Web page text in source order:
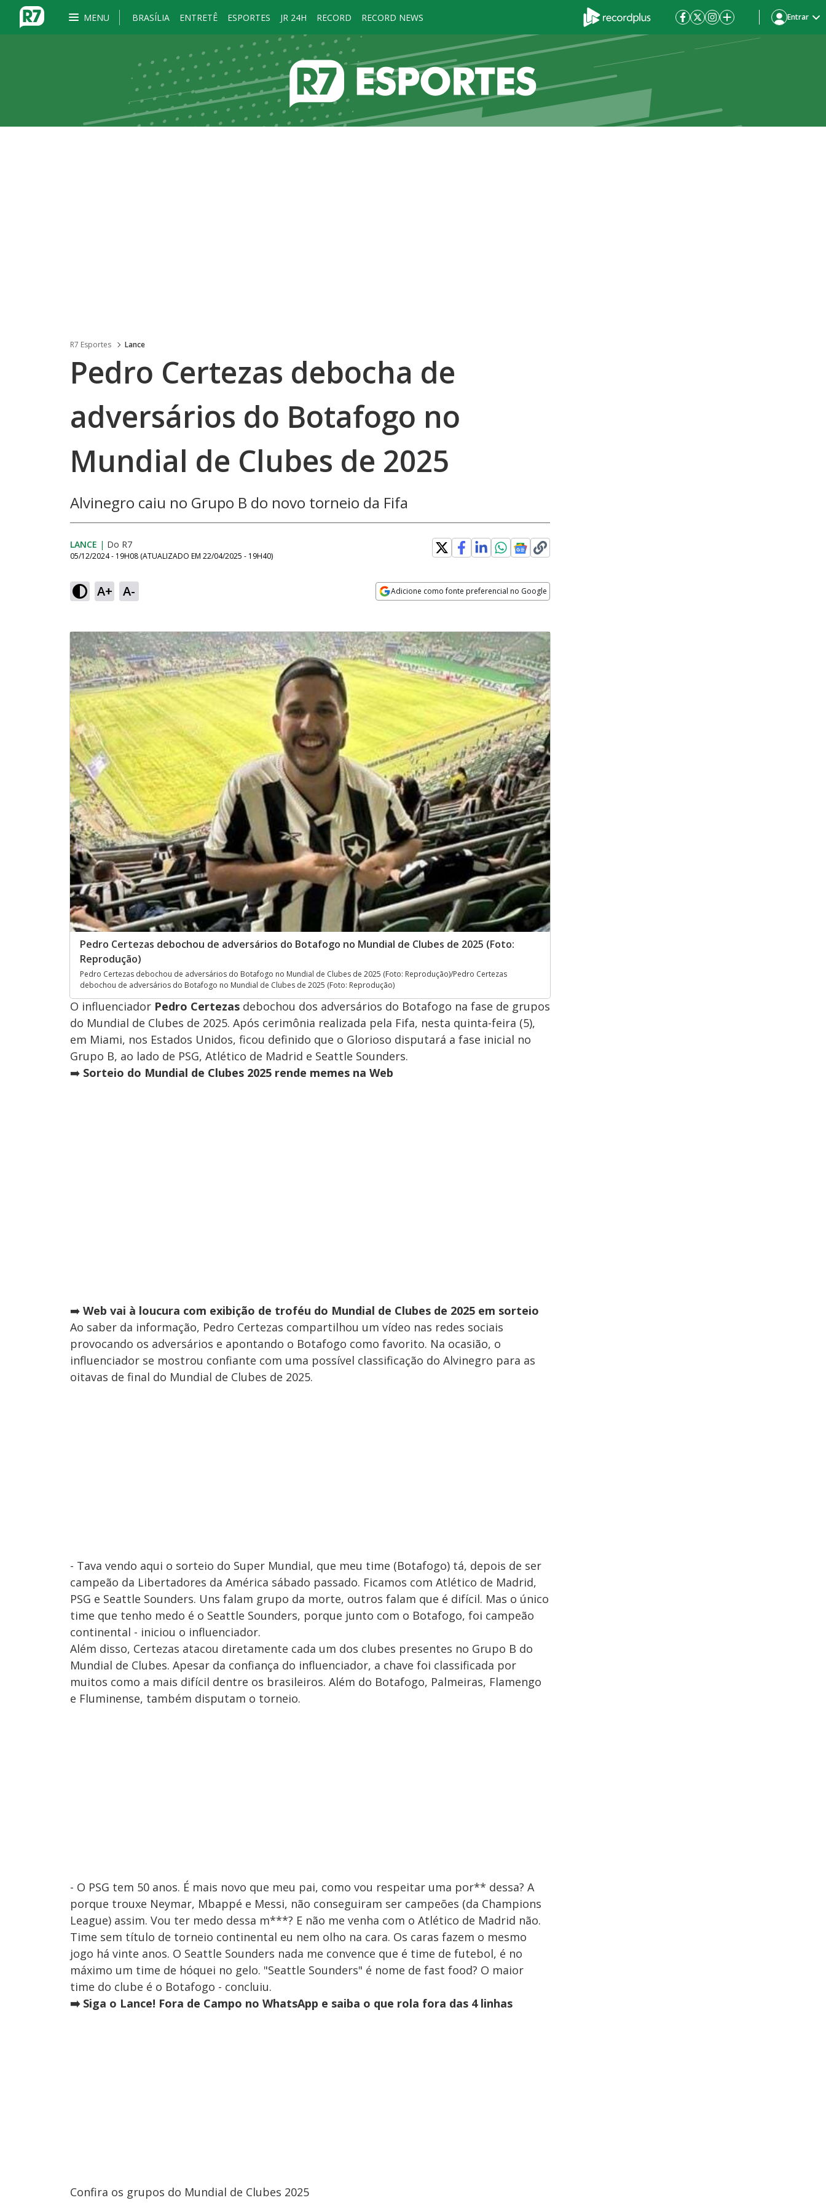
MENU BRASÍLIA ENTRETÊ ESPORTES JR 24H RECORD RECORD NEWS Entrar
R7 Esportes Lance
Pedro Certezas debocha de
adversários do Botafogo no
Mundial de Clubes de 2025
Alvinegro caiu no Grupo B do novo torneio da Fifa
LANCE | Do R7
05/12/2024 - 19H08 (ATUALIZADO EM 22/04/2025 - 19H40)
A+ A- Adicione como fonte preferencial no Google
Pedro Certezas debochou de adversários do Botafogo no Mundial de Clubes de 2025 (Foto:
Reprodução)
Pedro Certezas debochou de adversários do Botafogo no Mundial de Clubes de 2025 (Foto: Reprodução)/Pedro Certezas
debochou de adversários do Botafogo no Mundial de Clubes de 2025 (Foto: Reprodução)
O influenciador Pedro Certezas debochou dos adversários do Botafogo na fase de grupos
do Mundial de Clubes de 2025. Após cerimônia realizada pela Fifa, nesta quinta-feira (5),
em Miami, nos Estados Unidos, ficou definido que o Glorioso disputará a fase inicial no
Grupo B, ao lado de PSG, Atlético de Madrid e Seattle Sounders.
➡️ Sorteio do Mundial de Clubes 2025 rende memes na Web
➡️ Web vai à loucura com exibição de troféu do Mundial de Clubes de 2025 em sorteio
Ao saber da informação, Pedro Certezas compartilhou um vídeo nas redes sociais
provocando os adversários e apontando o Botafogo como favorito. Na ocasião, o
influenciador se mostrou confiante com uma possível classificação do Alvinegro para as
oitavas de final do Mundial de Clubes de 2025.
- Tava vendo aqui o sorteio do Super Mundial, que meu time (Botafogo) tá, depois de ser
campeão da Libertadores da América sábado passado. Ficamos com Atlético de Madrid,
PSG e Seattle Sounders. Uns falam grupo da morte, outros falam que é difícil. Mas o único
time que tenho medo é o Seattle Sounders, porque junto com o Botafogo, foi campeão
continental - iniciou o influenciador.
Além disso, Certezas atacou diretamente cada um dos clubes presentes no Grupo B do
Mundial de Clubes. Apesar da confiança do influenciador, a chave foi classificada por
muitos como a mais difícil dentre os brasileiros. Além do Botafogo, Palmeiras, Flamengo
e Fluminense, também disputam o torneio.
- O PSG tem 50 anos. É mais novo que meu pai, como vou respeitar uma por** dessa? A
porque trouxe Neymar, Mbappé e Messi, não conseguiram ser campeões (da Champions
League) assim. Vou ter medo dessa m***? E não me venha com o Atlético de Madrid não.
Time sem título de torneio continental eu nem olho na cara. Os caras fazem o mesmo
jogo há vinte anos. O Seattle Sounders nada me convence que é time de futebol, é no
máximo um time de hóquei no gelo. "Seattle Sounders" é nome de fast food? O maior
time do clube é o Botafogo - concluiu.
➡️ Siga o Lance! Fora de Campo no WhatsApp e saiba o que rola fora das 4 linhas
Confira os grupos do Mundial de Clubes 2025